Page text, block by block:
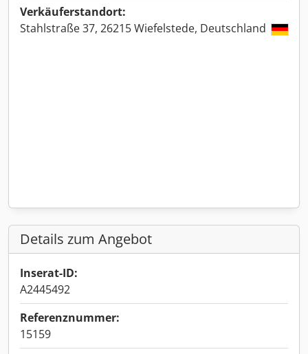
Verkäuferstandort:
Stahlstraße 37, 26215 Wiefelstede, Deutschland
Details zum Angebot
Inserat-ID:
A2445492
Referenznummer:
15159